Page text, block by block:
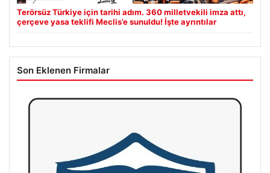
Terörsüz Türkiye için tarihi adım. 360 milletvekili imza attı,
çerçeve yasa teklifi Meclis’e sunuldu! İşte ayrıntılar
Son Eklenen Firmalar